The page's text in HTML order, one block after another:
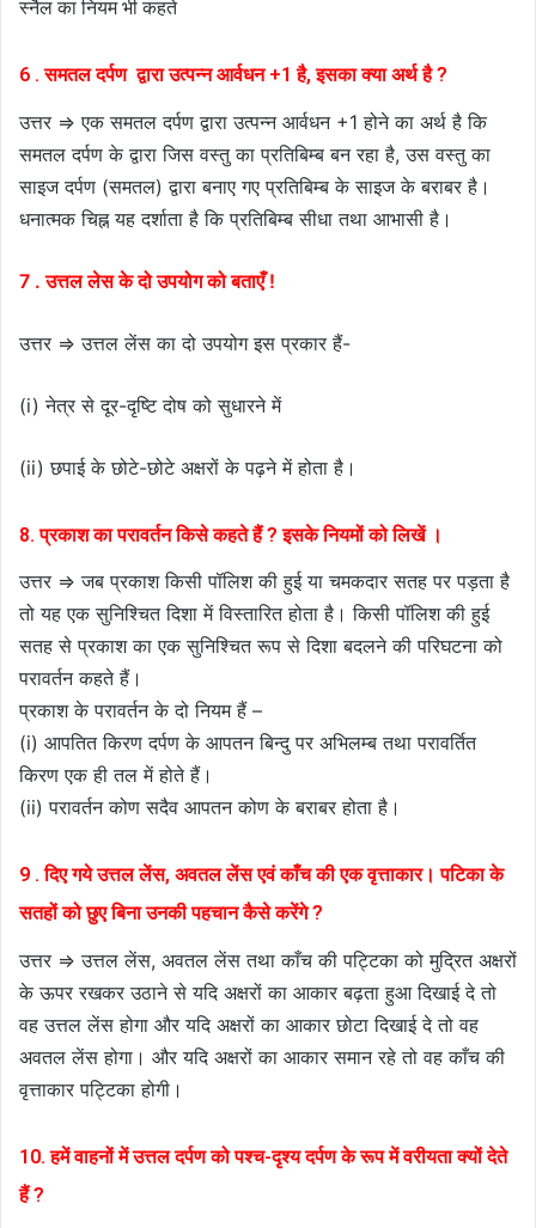
स्नैल का नियम भी कहते
6 . समतल दर्पण द्वारा उत्पन्न आर्वधन +1 है, इसका क्या अर्थ है ?
उत्तर ⇒ एक समतल दर्पण द्वारा उत्पन्न आर्वधन +1 होने का अर्थ है कि
समतल दर्पण के द्वारा जिस वस्तु का प्रतिबिम्ब बन रहा है, उस वस्तु का
साइज दर्पण (समतल) द्वारा बनाए गए प्रतिबिम्ब के साइज के बराबर है।
धनात्मक चिह्न यह दर्शाता है कि प्रतिबिम्ब सीधा तथा आभासी है।
7 . उत्तल लेस के दो उपयोग को बताएँ !
उत्तर ⇒ उत्तल लेंस का दो उपयोग इस प्रकार हैं-
(i) नेत्र से दूर-दृष्टि दोष को सुधारने में
(ii) छपाई के छोटे-छोटे अक्षरों के पढ़ने में होता है।
8. प्रकाश का परावर्तन किसे कहते हैं ? इसके नियमों को लिखें ।
उत्तर ⇒ जब प्रकाश किसी पॉलिश की हुई या चमकदार सतह पर पड़ता है
तो यह एक सुनिश्चित दिशा में विस्तारित होता है। किसी पॉलिश की हुई
सतह से प्रकाश का एक सुनिश्चित रूप से दिशा बदलने की परिघटना को
परावर्तन कहते हैं।
प्रकाश के परावर्तन के दो नियम हैं –
(i) आपतित किरण दर्पण के आपतन बिन्दु पर अभिलम्ब तथा परावर्तित
किरण एक ही तल में होते हैं।
(ii) परावर्तन कोण सदैव आपतन कोण के बराबर होता है।
9 . दिए गये उत्तल लेंस, अवतल लेंस एवं काँच की एक वृत्ताकार। पटिका के
सतहों को छुए बिना उनकी पहचान कैसे करेंगे ?
उत्तर ⇒ उत्तल लेंस, अवतल लेंस तथा काँच की पट्टिका को मुद्रित अक्षरों
के ऊपर रखकर उठाने से यदि अक्षरों का आकार बढ़ता हुआ दिखाई दे तो
वह उत्तल लेंस होगा और यदि अक्षरों का आकार छोटा दिखाई दे तो वह
अवतल लेंस होगा। और यदि अक्षरों का आकार समान रहे तो वह काँच की
वृत्ताकार पट्टिका होगी।
10. हमें वाहनों में उत्तल दर्पण को पश्च-दृश्य दर्पण के रूप में वरीयता क्यों देते
हैं ?